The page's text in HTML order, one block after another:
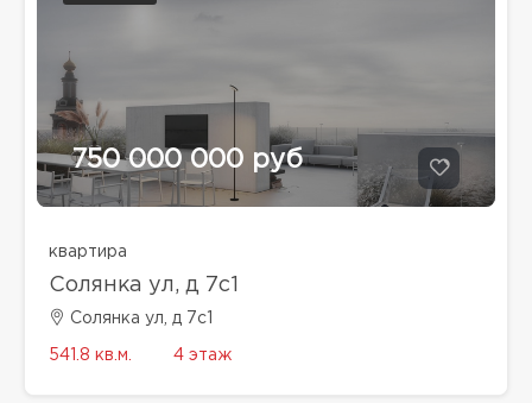
750 000 000 руб
квартира
Солянка ул, д 7с1
Солянка ул, д 7с1
541.8 кв.м. 4 этаж